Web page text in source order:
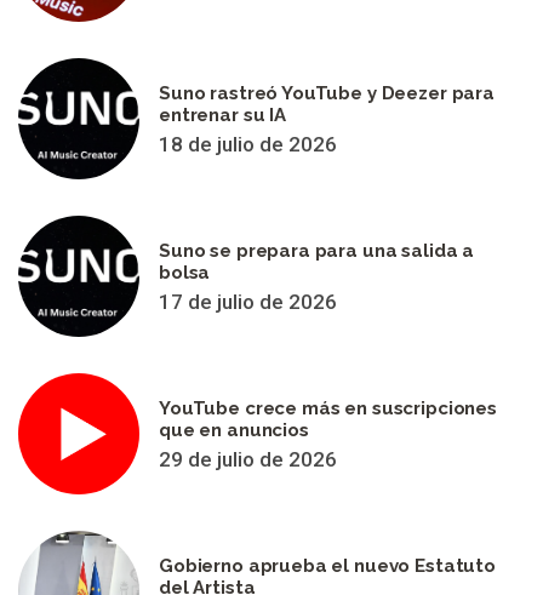
Suno rastreó YouTube y Deezer para
entrenar su IA
18 de julio de 2026
Suno se prepara para una salida a
bolsa
17 de julio de 2026
YouTube crece más en suscripciones
que en anuncios
29 de julio de 2026
Gobierno aprueba el nuevo Estatuto
del Artista